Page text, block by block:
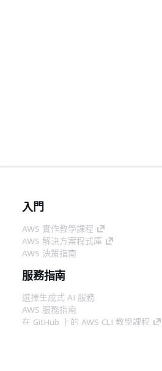
入門
AWS 實作教學課程
AWS 解決方案程式庫
AWS 決策指南
服務指南
選擇生成式 AI 服務
AWS 服務指南
在 GitHub 上的 AWS CLI 教學課程